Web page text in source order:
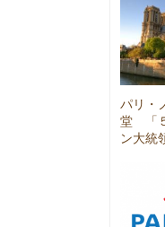
パリ・
堂 「
ン大統